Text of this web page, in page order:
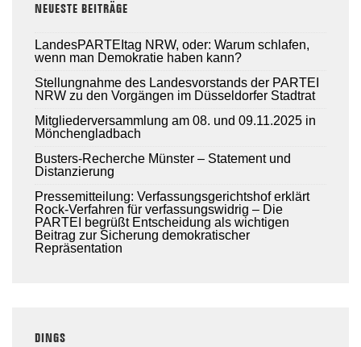
NEUESTE BEITRÄGE
LandesPARTEItag NRW, oder: Warum schlafen,
wenn man Demokratie haben kann?
Stellungnahme des Landesvorstands der PARTEI
NRW zu den Vorgängen im Düsseldorfer Stadtrat
Mitgliederversammlung am 08. und 09.11.2025 in
Mönchengladbach
Busters-Recherche Münster – Statement und
Distanzierung
Pressemitteilung: Verfassungsgerichtshof erklärt
Rock-Verfahren für verfassungswidrig – Die
PARTEI begrüßt Entscheidung als wichtigen
Beitrag zur Sicherung demokratischer
Repräsentation
DINGS